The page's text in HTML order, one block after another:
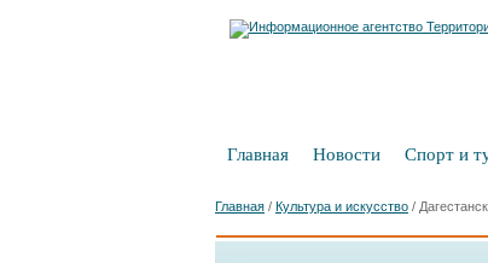
Главная Новости Спорт и
Главная / Культура и искусство /